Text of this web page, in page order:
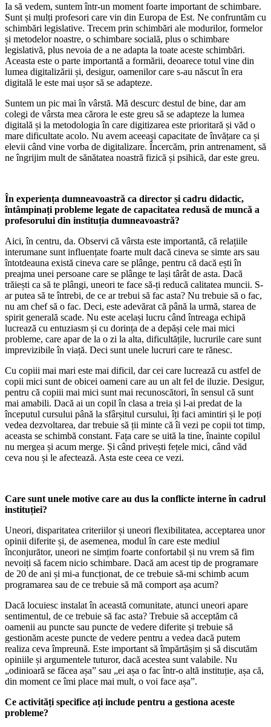
Ia să vedem, suntem într-un moment foarte important de schimbare.
Sunt și mulți profesori care vin din Europa de Est. Ne confruntăm cu
schimbări legislative. Trecem prin schimbări ale modurilor, formelor
și metodelor noastre, o schimbare socială, plus o schimbare
legislativă, plus nevoia de a ne adapta la toate aceste schimbări.
Aceasta este o parte importantă a formării, deoarece totul vine din
lumea digitalizării și, desigur, oamenilor care s-au născut în era
digitală le este mai ușor să se adapteze.
Suntem un pic mai în vârstă. Mă descurc destul de bine, dar am
colegi de vârsta mea cărora le este greu să se adapteze la lumea
digitală și la metodologia în care digitizarea este prioritară și văd o
mare dificultate acolo. Nu avem aceeași capacitate de învățare ca și
elevii când vine vorba de digitalizare. Încercăm, prin antrenament, să
ne îngrijim mult de sănătatea noastră fizică și psihică, dar este greu.
În experiența dumneavoastră ca director și cadru didactic,
întâmpinați probleme legate de capacitatea redusă de muncă a
profesorului din instituția dumneavoastră?
Aici, în centru, da. Observi că vârsta este importantă, că relațiile
interumane sunt influențate foarte mult dacă cineva se simte ars sau
întotdeauna există cineva care se plânge, pentru că dacă ești în
preajma unei persoane care se plânge te lași târât de asta. Dacă
trăiești ca să te plângi, uneori te face să-ți reducă calitatea muncii. S-
ar putea să te întrebi, de ce ar trebui să fac asta? Nu trebuie să o fac,
nu am chef să o fac. Deci, este adevărat că până la urmă, starea de
spirit generală scade. Nu este același lucru când întreaga echipă
lucrează cu entuziasm și cu dorința de a depăși cele mai mici
probleme, care apar de la o zi la alta, dificultățile, lucrurile care sunt
imprevizibile în viață. Deci sunt unele lucruri care te rănesc.
Cu copiii mai mari este mai dificil, dar cei care lucrează cu astfel de
copii mici sunt de obicei oameni care au un alt fel de iluzie. Desigur,
pentru că copiii mai mici sunt mai recunoscători, în sensul că sunt
mai amabili. Dacă ai un copil în clasa a treia și l-ai predat de la
începutul cursului până la sfârșitul cursului, îți faci amintiri și le poți
vedea dezvoltarea, dar trebuie să ții minte că îi vezi pe copii tot timp,
aceasta se schimbă constant. Fața care se uită la tine, înainte copilul
nu mergea și acum merge. Și când privești fețele mici, când văd
ceva nou și le afectează. Asta este ceea ce vezi.
Care sunt unele motive care au dus la conflicte interne în cadrul
instituției?
Uneori, disparitatea criteriilor și uneori flexibilitatea, acceptarea unor
opinii diferite și, de asemenea, modul în care este mediul
înconjurător, uneori ne simțim foarte confortabil și nu vrem să fim
nevoiți să facem nicio schimbare. Dacă am acest tip de programare
de 20 de ani și mi-a funcționat, de ce trebuie să-mi schimb acum
programarea sau de ce trebuie să mă comport așa acum?
Dacă locuiesc instalat în această comunitate, atunci uneori apare
sentimentul, de ce trebuie să fac asta? Trebuie să acceptăm că
oamenii au puncte sau puncte de vedere diferite și trebuie să
gestionăm aceste puncte de vedere pentru a vedea dacă putem
realiza ceva împreună. Este important să împărtășim și să discutăm
opiniile și argumentele tuturor, dacă acestea sunt valabile. Nu
„odinioară se făcea așa” sau „ei așa o fac într-o altă instituție, așa că,
din moment ce îmi place mai mult, o voi face așa”.
Ce activități specifice ați include pentru a gestiona aceste
probleme?